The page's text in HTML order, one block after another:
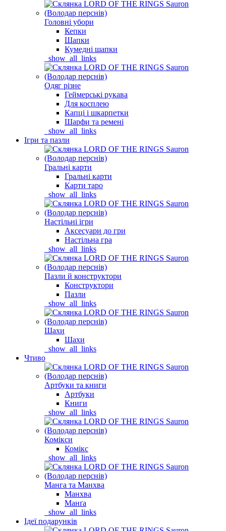
Головні убори
Кепки
Шапки
Кумедні шапки
_show_all_links
Одяг різне
Геймерські рукава
Для косплею
Капці і шкарпетки
Шарфи та ремені
_show_all_links
Ігри та пазли
Гральні карти
Гральні карти
Карти таро
_show_all_links
Настільні ігри
Аксесуари до гри
Настільна гра
_show_all_links
Пазли й конструктори
Конструктори
Пазли
_show_all_links
Шахи
Шахи
_show_all_links
Чтиво
Артбуки та книги
Артбуки
Книги
_show_all_links
Комікси
Комікс
_show_all_links
Манга та Манхва
Манхва
Манґа
_show_all_links
Ідеї подарунків